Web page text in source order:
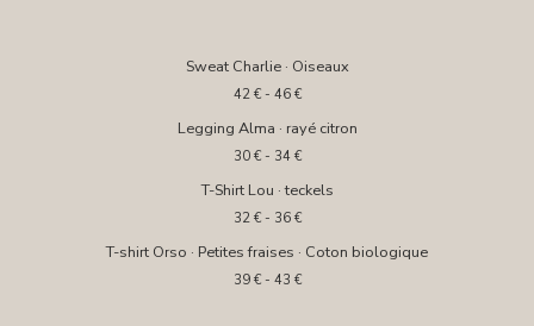
Sweat Charlie · Oiseaux
42 €- 46 €
Legging Alma · rayé citron
30 €- 34 €
T-Shirt Lou · teckels
32 €- 36 €
T-shirt Orso · Petites fraises · Coton biologique
39 €- 43 €